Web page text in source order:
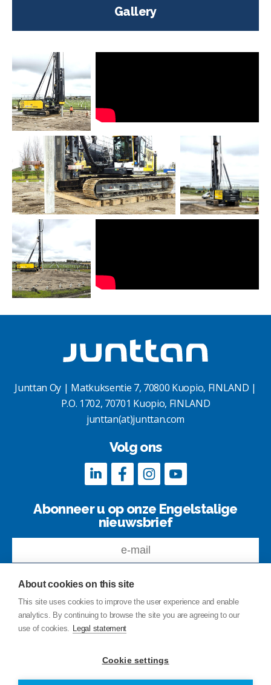
Gallery
Junttan Oy | Matkuksentie 7, 70800 Kuopio, FINLAND |
P.O. 1702, 70701 Kuopio, FINLAND
junttan(at)junttan.com
Volg ons
Abonneer u op onze Engelstalige
nieuwsbrief
Feedback
Privacy Policy
Legal notice
About cookies on this site
This site uses cookies to improve the user experience and enable
analytics. By continuing to browse the site you are agreeing to our
use of cookies. Legal statement
Cookie settings